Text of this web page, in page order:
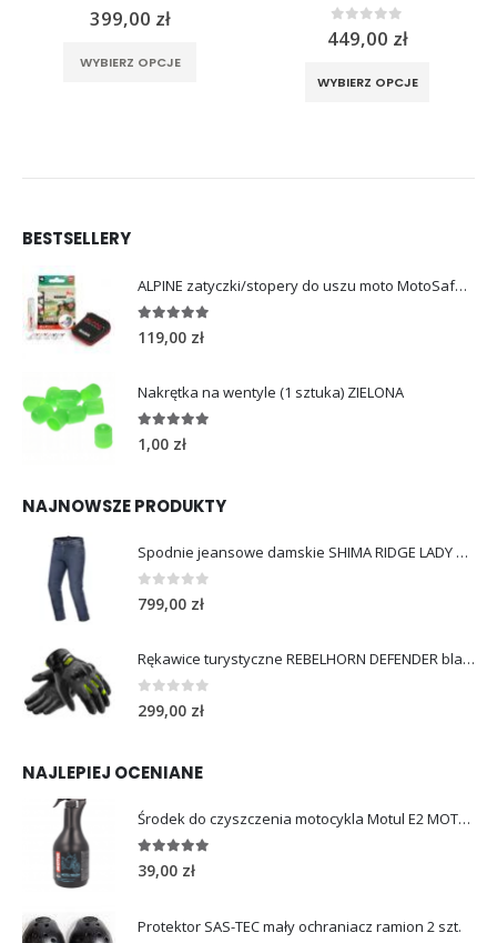
0out of 5
399,00 zł
WYBIERZ OPCJE
0 out of 5
449,00 zł
WYBIERZ OPCJE
BESTSELLERY
ALPINE zatyczki/stopery do uszu moto MotoSafe Pro
out of 5
119,00 zł
Nakrętka na wentyle (1 sztuka) ZIELONA
out of 5
1,00 zł
NAJNOWSZE PRODUKTY
Spodnie jeansowe damskie SHIMA RIDGE LADY blue
0out of 5
799,00 zł
Rękawice turystyczne REBELHORN DEFENDER black yellow fluo
0 out of 5
299,00 zł
NAJLEPIEJ OCENIANE
Środek do czyszczenia motocykla Motul E2 MOTO WASH 1L
5.00out of 5
39,00 zł
Protektor SAS-TEC mały ochraniacz ramion 2 szt.